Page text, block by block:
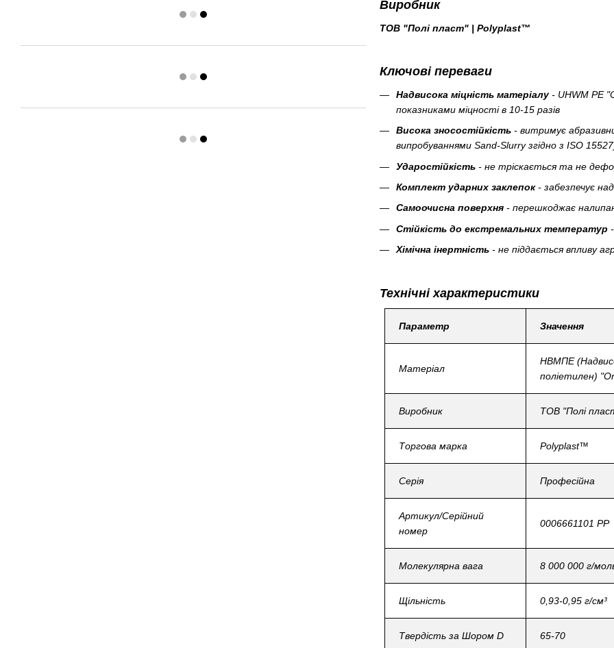
Виробник
ТОВ "Полі пласт" | Polyplast™
Ключові переваги
Надвисока міцність матеріалу- UHWM PE
показниками міцності в 10-15 разів
Висока зносостійкість - витримує
випробуваннями Sand-Slurry згідно з ISO
Ударостійкість - не тріскається та не
Комплект ударних заклепок- забезпечує
Самоочисна поверхня - перешкоджає
Стійкість до екстремальних температур
Хімічна інертність - не піддається впливу
Технічні характеристики
Параметр Значення
Матеріал
НВМПЕ
поліетилен)
Виробник ТОВ "Полі
Торгова марка Polyplast™
Серія Професійна
Артикул/Серійний
номер
0006661101 PP
Молекулярна вага 8 000 000 г/
Щільність 0,93-0,95 г/см³
Твердість за Шором D 65-70